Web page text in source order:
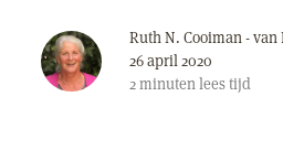
Ruth N. Cooiman -
26 april 2020
2minutenlees tijd